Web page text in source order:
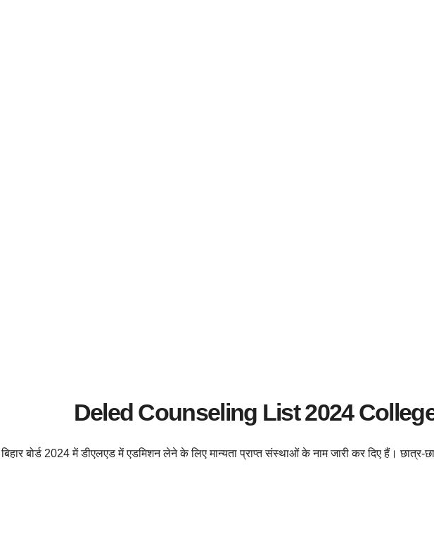
Deled Counseling List 2024
बिहार बोर्ड 2024 में डीएलएड में एडमिशन लेने के लिए मान्यता प्राप्त संस्थाओं के नाम जारी कर दिए हैं। छात्र-